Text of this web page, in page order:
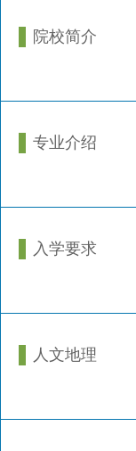
院校简介
专业介绍
入学要求
人文地理